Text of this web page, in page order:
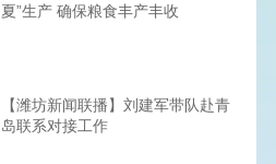
夏”生产 确保粮食丰产丰收
【潍坊新闻联播】刘建军带队赴青
岛联系对接工作